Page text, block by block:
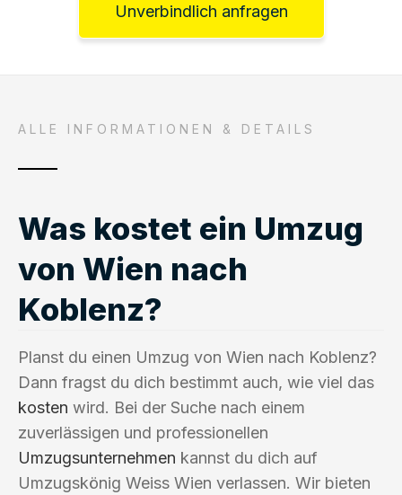
Unverbindlich anfragen
ALLE INFORMATIONEN & DETAILS
Was kostet ein Umzug
von Wien nach
Koblenz?
Planst du einen Umzug von Wien nach Koblenz?
Dann fragst du dich bestimmt auch, wie viel das
kosten wird. Bei der Suche nach einem
zuverlässigen und professionellen
Umzugsunternehmen kannst du dich auf
Umzugskönig Weiss Wien verlassen. Wir bieten